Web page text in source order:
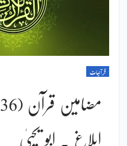
قرآنیات
ابلاغ ۔ ابو یحییٰ